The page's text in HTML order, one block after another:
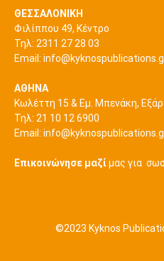
ΘΕΣΣΑΛΟΝΙΚΗ
Φιλίππου 49, Κέντρο
Τηλ: 2311 27 28 03
Εmail:
ΑΘΗΝΑ
Κωλέττη 15 & Εμ. Μπενάκη,
Τηλ: 21 10 12 6900
Εmail:
Επικοινώνησε μαζίμας για
©2023 Kyknos